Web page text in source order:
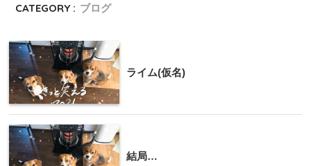
CATEGORY : ブログ
ライム(仮名)
結局…